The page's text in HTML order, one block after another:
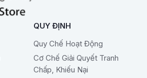
QUY ĐỊNH
Quy Chế Hoạt Động
Cơ Chế Giải Quyết Tranh
Chấp, Khiếu Nại